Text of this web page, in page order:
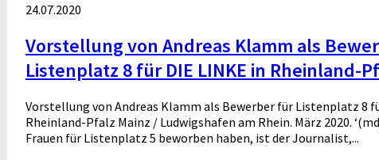
24.07.2020
Vorstellung von Andreas Klamm als
Listenplatz 8 für DIE LINKE in Rheinland-
Vorstellung von Andreas Klamm als Bewerber für Listenplatz 8
Rheinland-Pfalz Mainz / Ludwigshafen am Rhein. März 2020.
Frauen für Listenplatz 5 beworben haben, ist der Journalist,...